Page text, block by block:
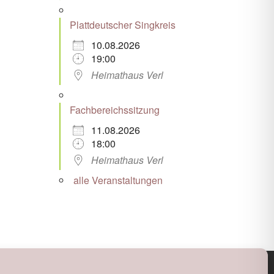
Plattdeutscher Singkreis
10.08.2026
19:00
Heimathaus Verl
Fachbereichssitzung
11.08.2026
18:00
Heimathaus Verl
alle Veranstaltungen